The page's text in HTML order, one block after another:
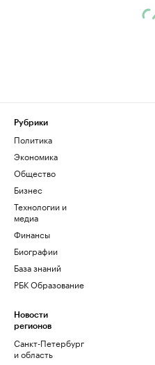
Рубрики
Политика
Экономика
Общество
Бизнес
Технологии и
медиа
Финансы
Биографии
База знаний
РБК Образование
Новости
регионов
Санкт-Петербург
и область